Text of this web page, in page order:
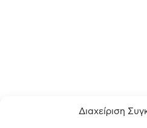
Διαχείριση